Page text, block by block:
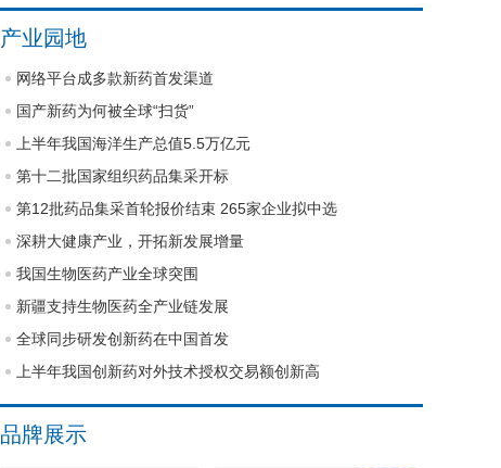
产业园地
网络平台成多款新药首发渠道
国产新药为何被全球“扫货”
上半年我国海洋生产总值5.5万亿元
第十二批国家组织药品集采开标
第12批药品集采首轮报价结束 265家企业拟中选
深耕大健康产业，开拓新发展增量
我国生物医药产业全球突围
新疆支持生物医药全产业链发展
全球同步研发创新药在中国首发
上半年我国创新药对外技术授权交易额创新高
品牌展示